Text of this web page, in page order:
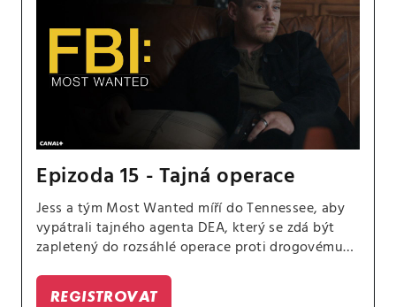
Epizoda 15 - Tajná operace
Jess a tým Most Wanted míří do Tennessee, aby
vypátrali tajného agenta DEA, který se zdá být
zapletený do rozsáhlé operace proti drogovému
chybou nastěhovat se k Jessovi a Tali tak brzy.
REGISTROVAT